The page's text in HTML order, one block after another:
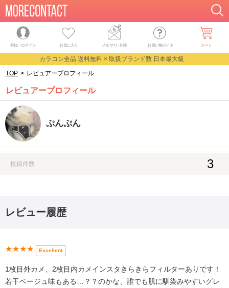
登録・ログイン お気に入り メルマガ・割引 お買い物ガイド カート
カラコン全品 送料無料 × 取扱ブランド数 日本最大級
TOP > レビュアープロフィール
レビュアープロフィール
ぷんぷん
投稿件数 3
レビュー履歴
★★★★ Excellent
1枚目外カメ、2枚目内カメインスタきらきらフィルターありです！
若干ベージュ味もある…？？のかな、誰でも肌に馴染みやすいグレ